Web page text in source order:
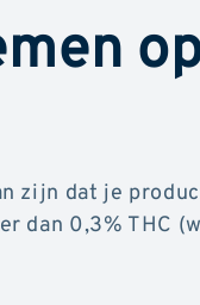
zijn dat je
dan 0,3% THC